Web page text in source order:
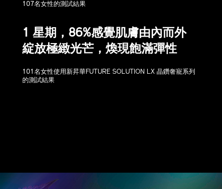
107名女性的測試結果
1 星期，86%感覺肌膚由內而外
綻放極緻光芒，煥現飽滿彈性
101名女性使用新昇華FUTURE SOLUTION LX 晶鑽奢寵系列
的測試結果